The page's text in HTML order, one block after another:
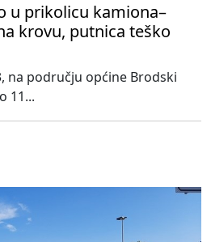
u prikolicu kamiona–
krovu, putnica teško
na području općine Brodski
11...